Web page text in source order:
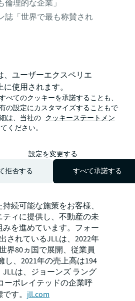
倫理的な企業」
誌「世界で最も称賛され
ーク誌「America's Most
Companies」
「Best Companies for
Women」
ク証券取引所上場：JLL）
わるすべてのサービスをグ
する総合不動産サービス会
最先端のテクノロジーを
機会、優良なスペース、
続可能な施策をお客様、
ティに提供し、不動産の未
を進めています。フォー
されているJLLは、2022年
界80ヵ国で展開、従業員
し、2021年の売上高は194
は、ジョーンズ ラング
ーポレイテッドの企業呼
す。 jll.com
、ユーザーエクスペリエ
使用されます。
べてのクッキーを承諾することも、
の設定にカスタマイズすることもで
は、当社の クッキーステートメン
ください。
設定を変更する
拒否する
すべて承諾する